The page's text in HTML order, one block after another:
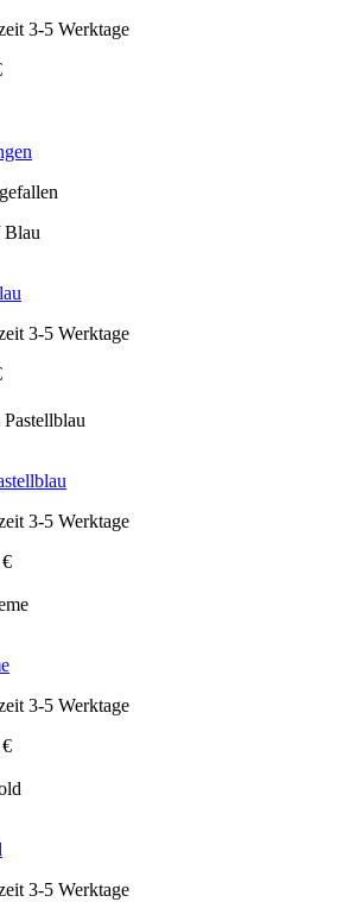
3-5 Werktage
3-5 Werktage
3-5 Werktage
3-5 Werktage
3-5 Werktage